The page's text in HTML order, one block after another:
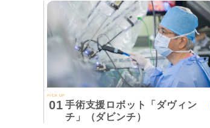
PICK UP
01 手術支援ロボット「ダヴィン
チ」（ダビンチ）